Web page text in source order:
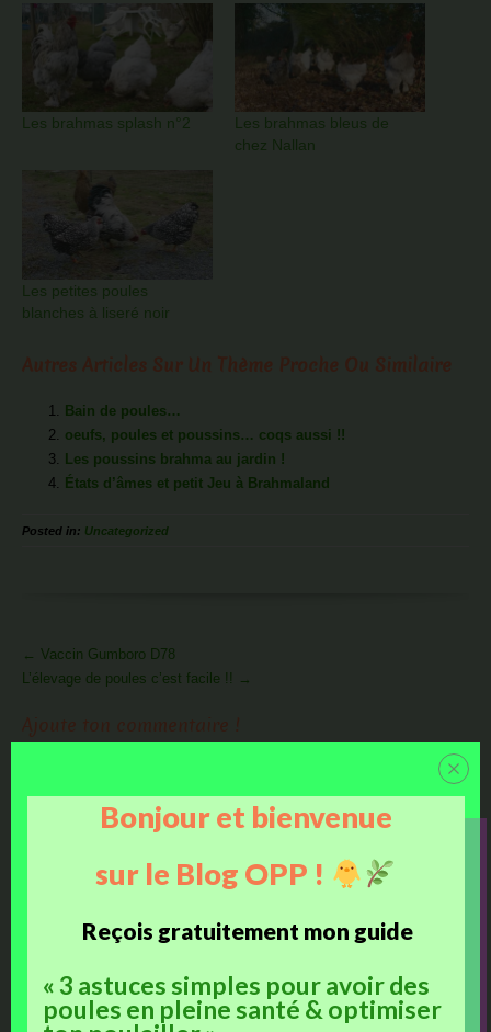
Les brahmas splash n°2
Les brahmas bleus de
chez Nallan
Les petites poules
blanches à liseré noir
Bain de poules…
oeufs, poules et poussins… coqs aussi !!
Les poussins brahma au jardin !
États d’âmes et petit Jeu à Brahmaland
Posted in: Uncategorized
More
Articles
← Vaccin Gumboro D78
L’élevage de poules c’est facile !! →
Bonjour et bienvenue
sur le Blog OPP !
Reçois gratuitement mon guide
« 3 astuces simples pour avoir des
poules en pleine santé & optimiser